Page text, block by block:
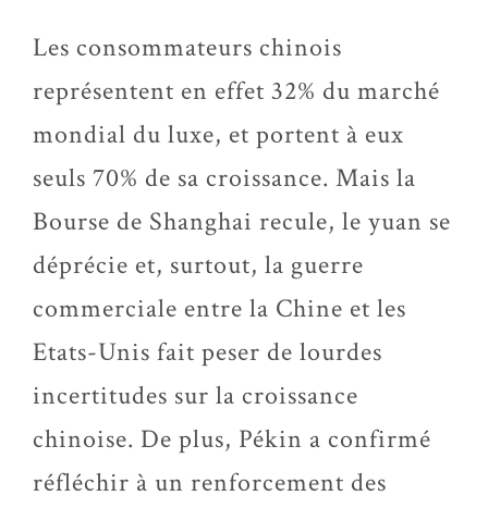
Les consommateurs chinois
représentent en effet 32% du marché
mondial du luxe, et portent à eux
seuls 70% de sa croissance. Mais la
Bourse de Shanghai recule, le yuan se
déprécie et, surtout, la guerre
commerciale entre la Chine et les
Etats-Unis fait peser de lourdes
incertitudes sur la croissance
chinoise. De plus, Pékin a confirmé
réfléchir à un renforcement des